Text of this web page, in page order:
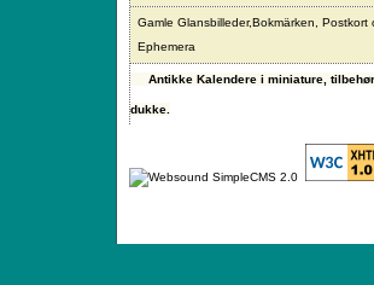
Gamle Glansbilleder,Bokmärken, Postkort
Ephemera
Antikke Kalendere i miniature,
dukke.